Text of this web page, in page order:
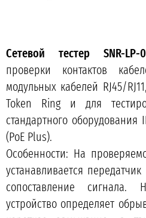
Сетевой тестер SNR-LP-
проверки контактов
модульных кабелей RJ45/
Token Ring и для
стандартного оборудования
(PоE Plus).
Особенности: На
устанавливается
сопоставление
устройство определяет